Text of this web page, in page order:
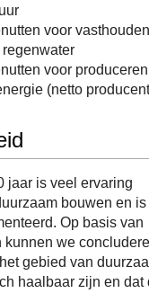
voor
voor produceren
(netto
jaar is veel ervaring
bouwen en is
Op basis van
kunnen we
gebied van
haalbaar zijn en dat